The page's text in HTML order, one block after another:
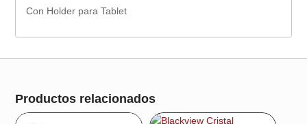
Con Holder para Tablet
Productos relacionados
¡Oferta!